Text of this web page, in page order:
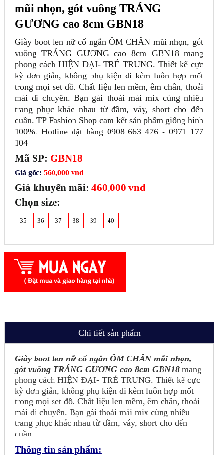
mũi nhọn, gót vuông TRÁNG
GƯƠNG cao 8cm GBN18
Giày boot len nữ cổ ngắn ÔM CHÂN mũi nhọn, gót
vuông TRÁNG GƯƠNG cao 8cm GBN18 mang
phong cách HIỆN ĐẠI- TRẺ TRUNG. Thiết kế cực
kỳ đơn giản, không phụ kiện đi kèm luôn hợp mốt
trong mọi set đồ. Chất liệu len mềm, êm chân, thoải
mái di chuyển. Bạn gái thoải mái mix cùng nhiều
trang phục khác nhau từ đầm, váy, short cho đến
quần. TP Fashion Shop cam kết sản phẩm giống hình
100%. Hotline đặt hàng 0908 663 476 - 0971 177
104
Mã SP: GBN18
Giá gốc: 560,000 vnđ
Giá khuyến mãi: 460,000 vnđ
Chọn size:
35 36 37 38 39 40
Chi tiết sản phẩm
Giày boot len nữ cổ ngắn ÔM CHÂN mũi nhọn,
gót vuông TRÁNG GƯƠNG cao 8cm GBN18mang
phong cách HIỆN ĐẠI- TRẺ TRUNG. Thiết kế cực
kỳ đơn giản, không phụ kiện đi kèm luôn hợp mốt
trong mọi set đồ. Chất liệu len mềm, êm chân, thoải
mái di chuyển. Bạn gái thoải mái mix cùng nhiều
trang phục khác nhau từ đầm, váy, short cho đến
quần.
Thông tin sản phẩm: